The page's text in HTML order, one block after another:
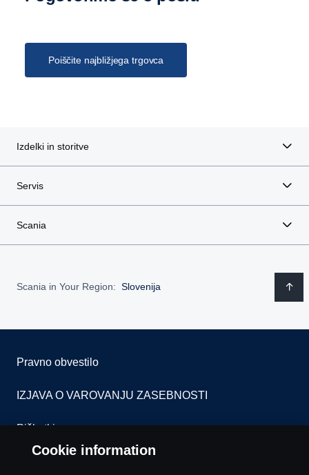
Poiščite najbližjega trgovca
Izdelki in storitve
Servis
Scania
Scania in Your Region: Slovenija
Pravno obvestilo
IZJAVA O VAROVANJU ZASEBNOSTI
Piškotki
Cookie information